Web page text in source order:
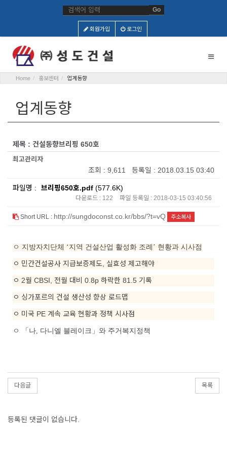
Go
회원가입 로그인
Toggle
Home 홍보센터 업계동향
업계동향
제목 : 건설동향브리핑 650호
최고관리자
조회 : 9,611 등록일 : 2018.03.15 03:40
파일명 : 브리핑650호.pdf (577.6K)
다운로드 : 122 파일 등록일 : 2018-03-15 03:40:56
Short URL : http://sungdoconst.co.kr/bbs/?t=vQ 주소복사
ㅇ 지방자치단체 ‘지역 건설산업 활성화 조례’ 현황과 시사점
ㅇ 민간건설공사 지급보증제도, 실효성 제고해야
ㅇ 2월 CBSI, 전월 대비 0.8p 하락한 81.5 기록
ㅇ 싱가포르의 건설 생산성 향상 로드맵
ㅇ 미국 PE 계속 교육 현황과 정책 시사점
ㅇ 「나, 다니엘 블레이크」와 주거복지정책
다음글 목록
등록된 댓글이 없습니다.